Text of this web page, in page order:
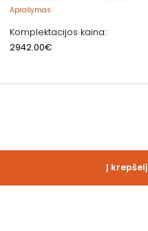
Aprašymas
Komplektacijos kaina:
2942.00€
Į krepšelį